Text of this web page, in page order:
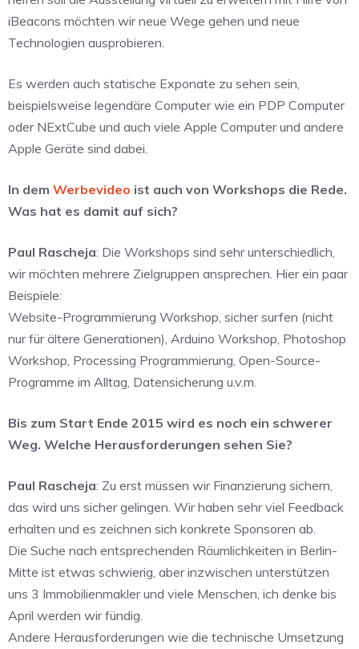
iBeacons möchten wir neue Wege gehen und neue
Technologien ausprobieren.
Es werden auch statische Exponate zu sehen sein,
beispielsweise legendäre Computer wie ein PDP Computer
oder NExtCube und auch viele Apple Computer und andere
Apple Geräte sind dabei.
In dem Werbevideo ist auch von Workshops die Rede.
Was hat es damit auf sich?
Paul Rascheja: Die Workshops sind sehr unterschiedlich,
wir möchten mehrere Zielgruppen ansprechen. Hier ein paar
Beispiele:
Website-Programmierung Workshop, sicher surfen (nicht
nur für ältere Generationen), Arduino Workshop, Photoshop
Workshop, Processing Programmierung, Open-Source-
Programme im Alltag, Datensicherung u.v.m.
Bis zum Start Ende 2015 wird es noch ein schwerer
Weg. Welche Herausforderungen sehen Sie?
Paul Rascheja: Zu erst müssen wir Finanzierung sichern,
das wird uns sicher gelingen. Wir haben sehr viel Feedback
erhalten und es zeichnen sich konkrete Sponsoren ab.
Die Suche nach entsprechenden Räumlichkeiten in Berlin-
Mitte ist etwas schwierig, aber inzwischen unterstützen
uns 3 Immobilienmakler und viele Menschen, ich denke bis
April werden wir fündig.
Andere Herausforderungen wie die technische Umsetzung